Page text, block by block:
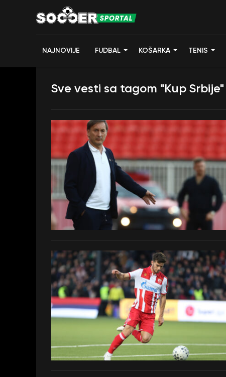
NAJNOVIJE FUDBAL KOŠARKA TENIS
Sve vesti sa tagom "Kup Srbije"